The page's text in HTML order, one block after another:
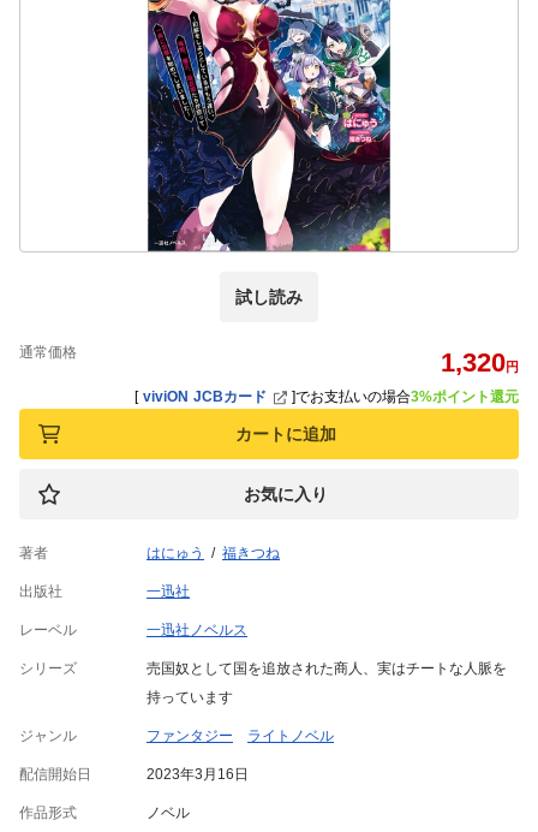
試し読み
通常価格 1,320円
[ viviON JCBカード ]でお支払いの場合3%ポイント還元
カートに追加
お気に入り
著者 はにゅう 福きつね
出版社 一迅社
レーベル 一迅社ノベルス
シリーズ
売国奴として国を追放された商人、実はチートな人脈を
持っています
ジャンル ファンタジー ライトノベル
配信開始日 2023年3月16日
作品形式 ノベル